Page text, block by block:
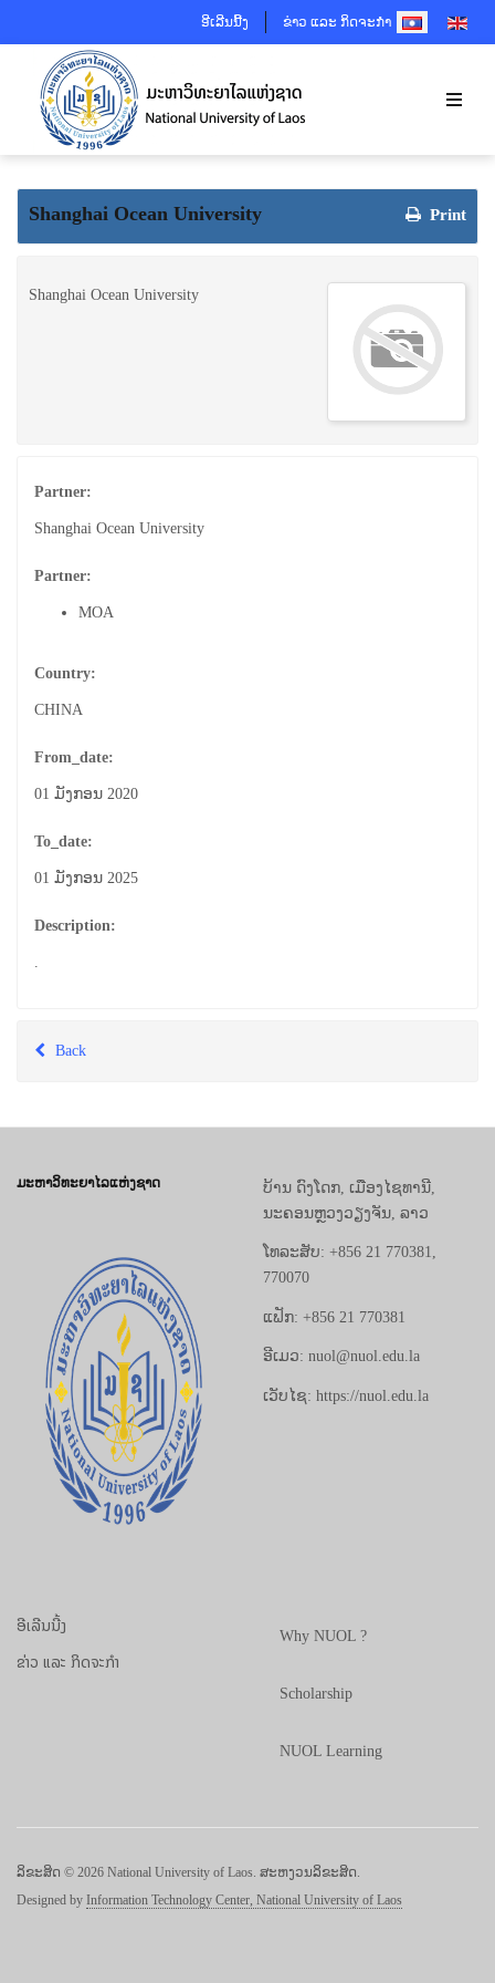
ອີເລີນນີ້ງ ຂ່າວ ແລະ ກິດຈະກຳSELECT YOUR
Print
Shanghai Ocean University
Shanghai Ocean University
Partner:
Shanghai Ocean University
Partner:
MOA
Country:
CHINA
From_date:
01 ມັງກອນ 2020
To_date:
01 ມັງກອນ 2025
Description:
.
Back
ມະຫາວິທະຍາໄລແຫ່ງຊາດ
ບ້ານ ດົງໂດກ, ເມືອງໄຊທານີ,
ນະຄອນຫຼວງວຽງຈັນ, ລາວ
ໂທລະສັບ: +856 21 770381,
770070
ແຟັກ: +856 21 770381
ອີເມວ: nuol@nuol.edu.la
ເວັບໄຊ: https://nuol.edu.la
ອີເລີນນີ້ງ
ຂ່າວ ແລະ ກິດຈະກຳ
Why NUOL ?
Scholarship
NUOL Learning
ລິຂະສິດ © 2026 National University of Laos. ສະຫງວນລິຂະສິດ.
Designed by Information Technology Center, National University of Laos